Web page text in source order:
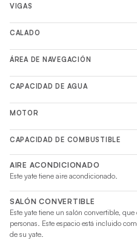
VIGAS
CALADO
ÁREA DE NAVEGACIÓN
CAPACIDAD DE AGUA
MOTOR
CAPACIDAD DE COMBUSTIBLE
AIRE ACONDICIONADO
Este yate tiene aire acondicionado.
SALÓN CONVERTIBLE
Este yate tiene un salón convertible,
personas. Este espacio está incluido
de su yate.